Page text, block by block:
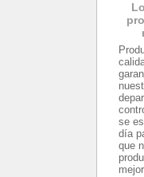
se
día
que